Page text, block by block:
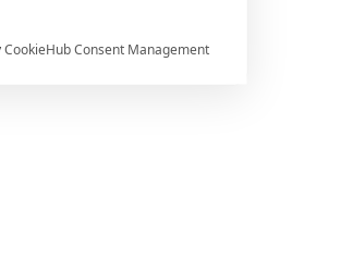

CookieHub Consent Management